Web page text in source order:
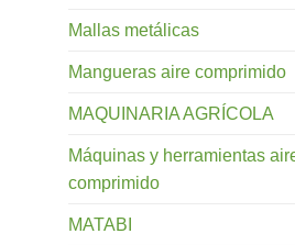
Mallas metálicas
Mangueras aire comprimido
MAQUINARIA AGRÍCOLA
Máquinas y herramientas
comprimido
MATABI